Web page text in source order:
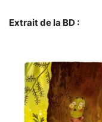
Extrait de la BD :